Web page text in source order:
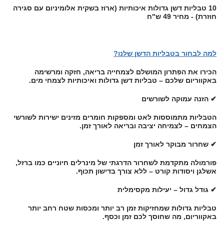
10 טבליות דשן גדולות איכותיות (ארוז בשקית אלומיניום עם סגירה
חוזרת) - מחיר 49 ש"ח
למה לבחור בטבליות הדשן שלנו?
הכירו את הפתרון המושלם לצמחייה בריאה, חזקה ומרשימה
באקווריום שלכם – טבליות דשן גדולות ואיכותיות לצמחי מים.
✔ הזנה עמוקה לשורשים
הטבליות מתמוססות לאט ומספקות חומרים מזינים ישירות לשורשי
הצמחים – לצמיחה יציבה ובריאה לאורך זמן.
✔ שחרור מבוקר לאורך זמן
פורמולה מתקדמת לשחרור הדרגתי של מינרלים חיוניים כמו ברזל,
אשלגן ויסודות קורט – ללא צורך בדישון תכוף.
✔ גודל גדול – יעילות מקסימלית
טבליות גדולות שמחזיקות זמן רב יותר ומכסות שטח רחב יותר
באקווריום, מה שחוסך לכם זמן וכסף.